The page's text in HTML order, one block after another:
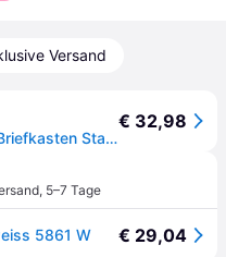
Versand
Burg Wächter DAILY 5861 W Briefkasten Stahlblech Weiß Schlüsselschloss
€ 32,98
, 5–7 Tage
5861 W € 29,04